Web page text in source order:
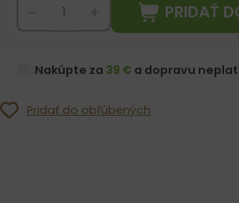
PRIDAŤ
Nakúpte za 39 € a dopravu
Pridať do obľúbených